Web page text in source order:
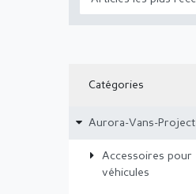
Catégories
Aurora-Vans-Project
Accessoires pour
véhicules